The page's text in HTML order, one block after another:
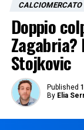
CALCIOMERCATO
Doppio
Zagabria?
Stojkovic
Published
By Elia